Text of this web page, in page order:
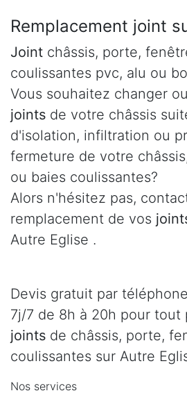
Remplacement joint
Joint châssis, porte,
coulissantes pvc, alu ou
Vous souhaitez changer
joints de votre châssis
d'isolation, infiltration ou
fermeture de votre
ou baies coulissantes?
Alors n'hésitez pas,
remplacement de vos
Autre Eglise .
Devis gratuit par
7j/7 de 8h à 20h pour tout
joints de châssis, porte,
coulissantes sur Autre
Nos services